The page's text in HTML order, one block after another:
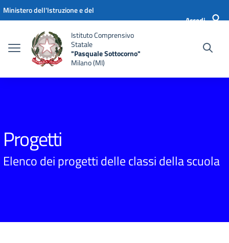
Vai ai contenuti
Vai al menu di navigazione
Vai al footer
Ministero dell'Istruzione e del
Accedi
Istituto Comprensivo
Statale
"Pasquale Sottocorno"
Milano (MI)
Progetti
Elenco dei progetti delle classi della scuola